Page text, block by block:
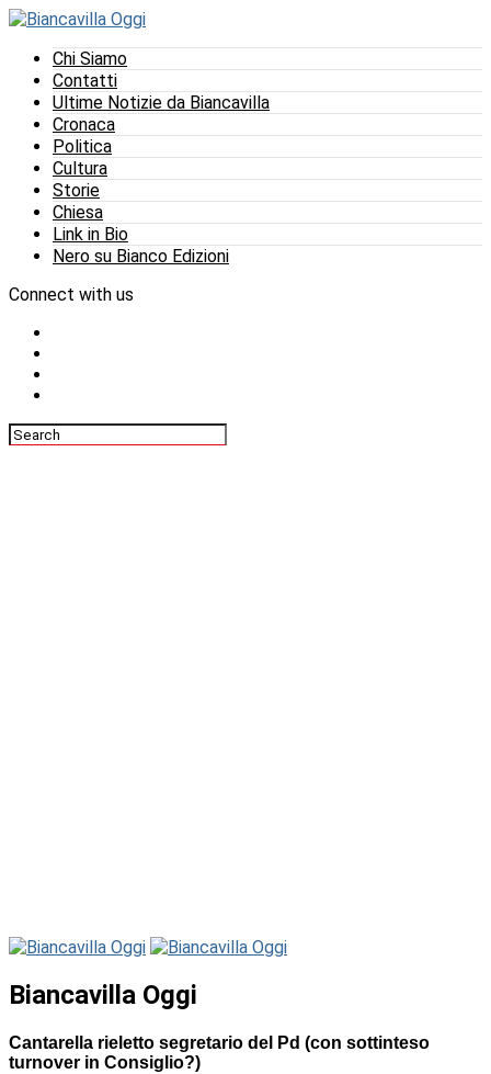
Chi Siamo
Contatti
Ultime Notizie da Biancavilla
Cronaca
Politica
Cultura
Storie
Chiesa
Link in Bio
Nero su Bianco Edizioni
Connect with us
Biancavilla Oggi
Cantarella rieletto segretario del Pd (con sottinteso
turnover in Consiglio?)